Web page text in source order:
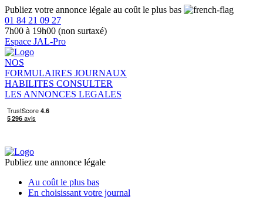
Publiez votre annonce légale au coût le plus bas
01 84 21 09 27
7h00 à 19h00 (non surtaxé)
Espace JAL-Pro
NOS
FORMULAIRES JOURNAUX
HABILITES CONSULTER
LES ANNONCES LEGALES
Publiez une annonce légale
Au coût le plus bas
En choisissant votre journal